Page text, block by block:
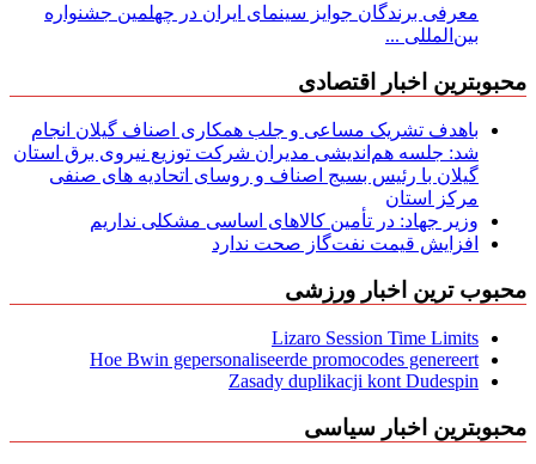
معرفی برندگان جوایز سینمای ایران در چهلمین جشنواره
بین‌المللی ...
محبوبترین اخبار اقتصادی
باهدف تشریک مساعی و جلب همکاری اصناف گیلان انجام
شد: جلسه هم‌اندیشی مدیران شركت توزیع نیروی برق استان
گیلان با رئیس بسیج اصناف و روسای اتحادیه های صنفی
مركز استان
وزیر جهاد: در تأمین کالاهای اساسی مشکلی نداریم
افزایش قیمت نفت‌گاز صحت ندارد
محبوب ترین اخبار ورزشی
Lizaro Session Time Limits
Hoe Bwin gepersonaliseerde promocodes genereert
Zasady duplikacji kont Dudespin
محبوبترین اخبار سیاسی